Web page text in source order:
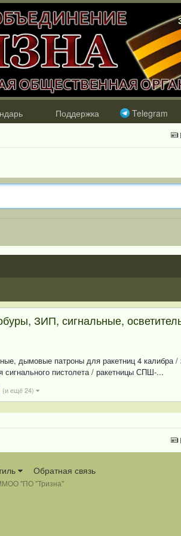
Поддержка Telegram
ЗИП, сигнальные,
дымовые патроны для ракетниц 4 калибра
пистолета / ракетницы СПШ-...
(и ещё 24)
Обратная связь
"ПО "Тризна"